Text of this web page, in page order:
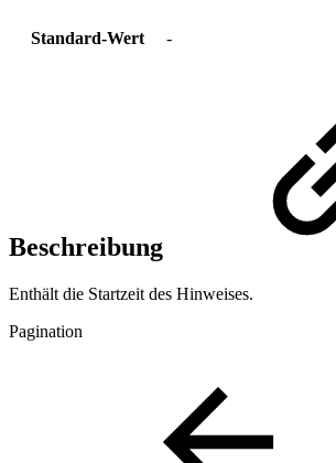
Standard-Wert -
Beschreibung
Enthält die Startzeit des Hinweises.
Pagination